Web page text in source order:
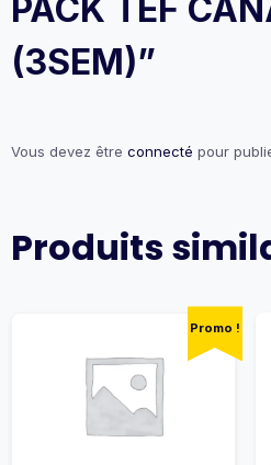
PACK TEF
(3SEM)”
Vous devez être connecté pour
Produits
Promo !